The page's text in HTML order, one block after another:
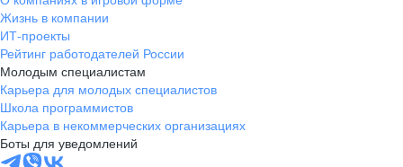
Жизнь в компании
ИТ-проекты
Рейтинг работодателей России
Молодым специалистам
Карьера для молодых специалистов
Школа программистов
Карьера в некоммерческих организациях
Боты для уведомлений